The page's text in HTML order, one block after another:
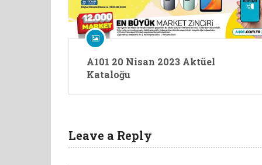
A101 20 Nisan 2023 Aktüel
Kataloğu
Leave a Reply